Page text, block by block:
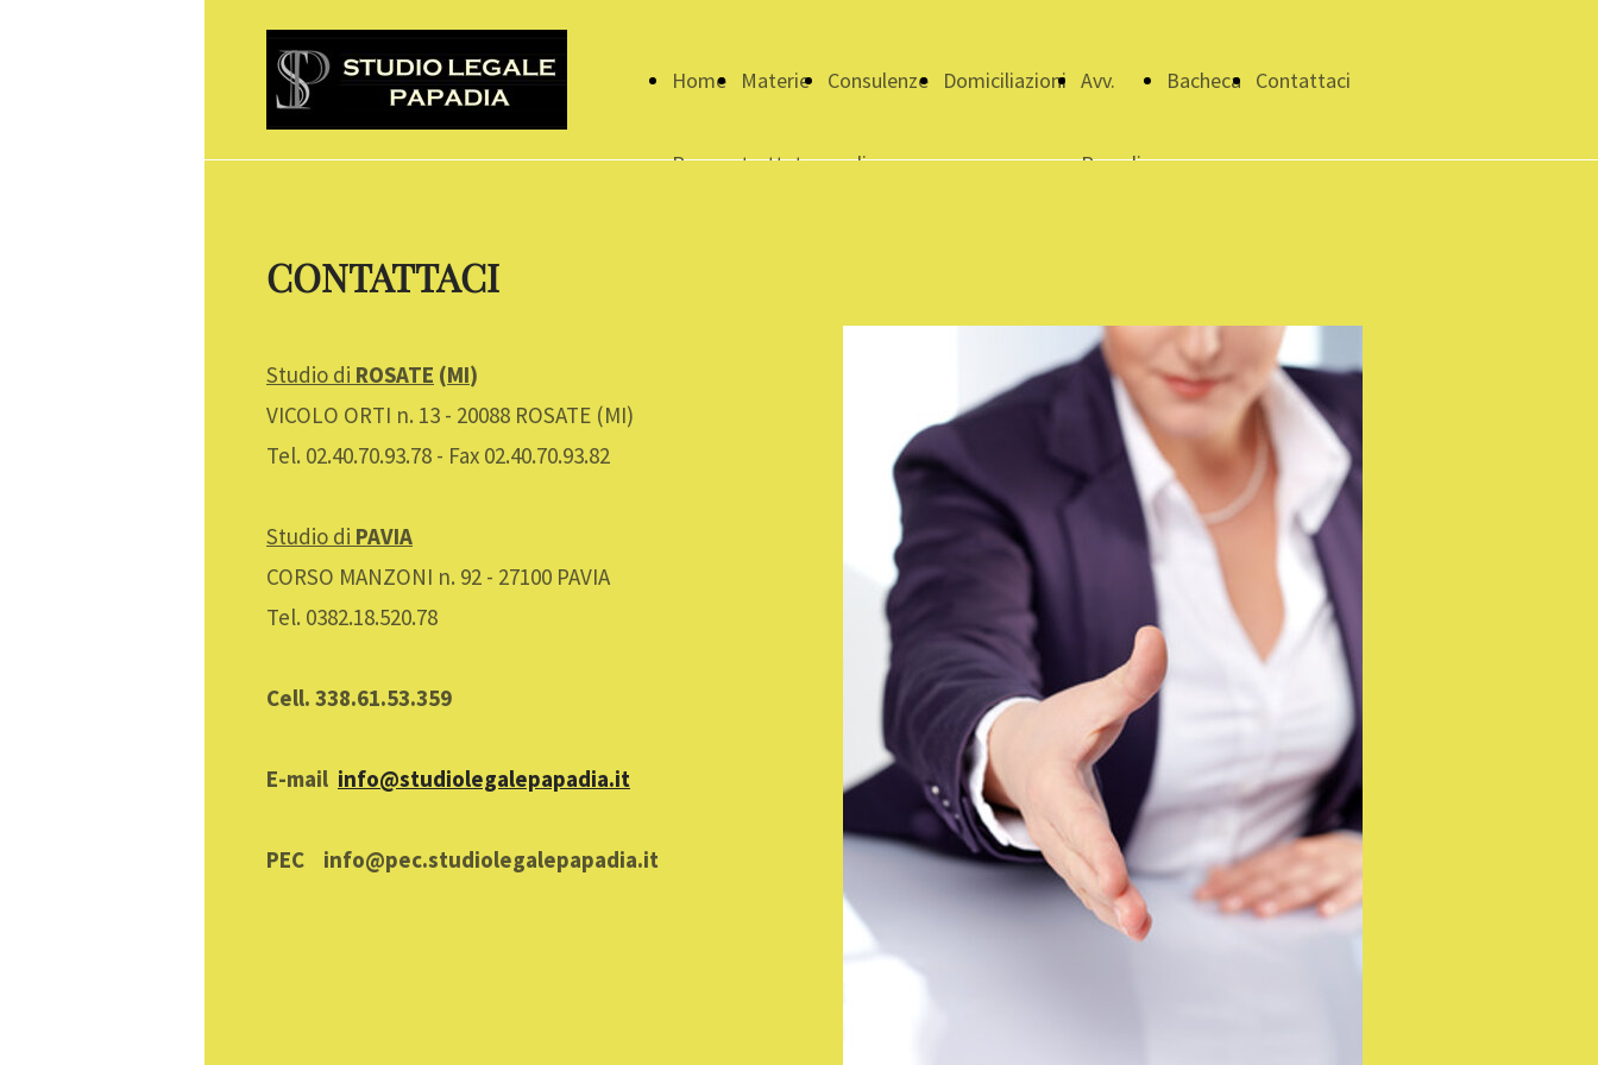
Home
Page
Materie
trattate
Consulenze
on-line
Domiciliazioni Avv.
Papadia
Bacheca Contattaci
CONTATTACI
Studio di ROSATE (MI)
VICOLO ORTI n. 13 - 20088 ROSATE (MI)
Tel. 02.40.70.93.78 - Fax 02.40.70.93.82
Studio di PAVIA
CORSO MANZONI n. 92 - 27100 PAVIA
Tel. 0382.18.520.78
Cell. 338.61.53.359
E-mail info@studiolegalepapadia.it
PEC info@pec.studiolegalepapadia.it